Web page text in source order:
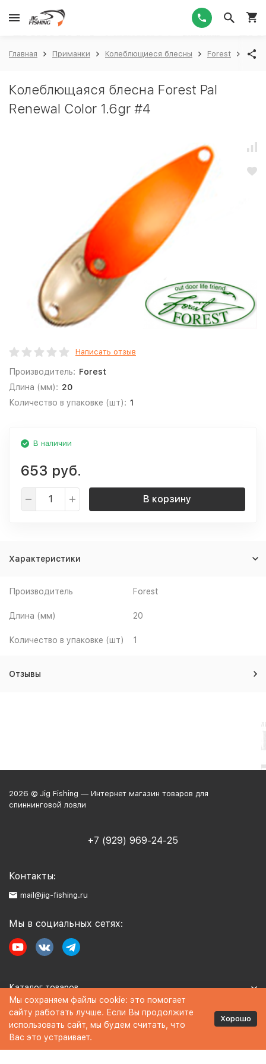
Главная Приманки Колеблющиеся блесны Forest
Колеблющаяся блесна Forest Pal
Renewal Color 1.6gr #4
Написать отзыв
Производитель: Forest
Длина (мм): 20
Количество в упаковке (шт): 1
В наличии
653 руб.
В корзину
Характеристики
Производитель Forest
Длина (мм) 20
Количество в упаковке (шт) 1
Отзывы
2026 © Jig Fishing — Интернет магазин товаров для
спиннинговой ловли
+7 (929) 969-24-25
Контакты:
mail@jig-fishing.ru
Мы в социальных сетях:
Каталог товаров
Информация
Политика персональных данных
Мы сохраняем файлы cookie: это помогает
сайту работать лучше. Если Вы продолжите
использовать сайт, мы будем считать, что
Вас это устраивает.
Хорошо